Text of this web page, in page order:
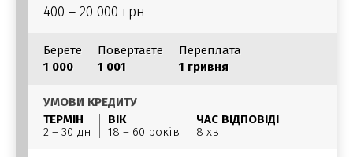
400 – 20 000 грн
Берете
1 000
Повертаєте
1 001
Переплата
1 гривня
УМОВИ КРЕДИТУ
ТЕРМІН
2 – 30 дн
ВІК
18 – 60 років
ЧАС ВІДПОВІДІ
8 хв